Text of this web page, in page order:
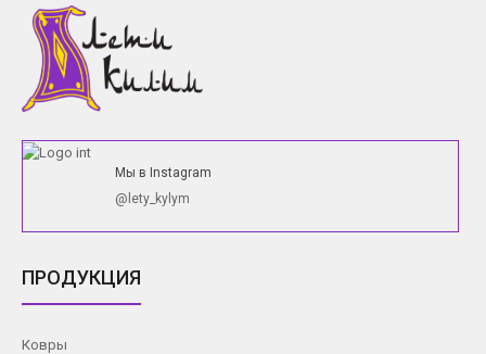
Мы в Instagram
@lety_kylym
ПРОДУКЦИЯ
Ковры